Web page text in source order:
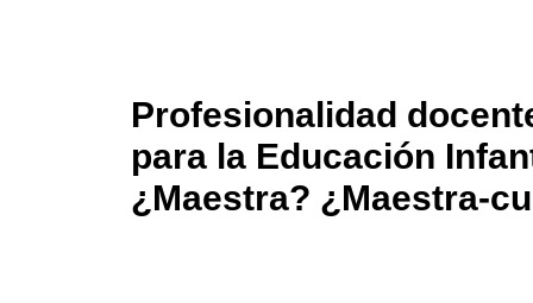
Profesionalidad
para la Educación
¿Maestra? ¿Maestra-